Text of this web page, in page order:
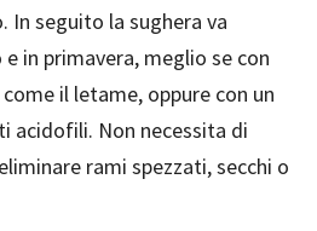
In seguito la sughera va
e in primavera, meglio se con
il letame, oppure con un
acidofili. Non necessita di
rami spezzati, secchi o